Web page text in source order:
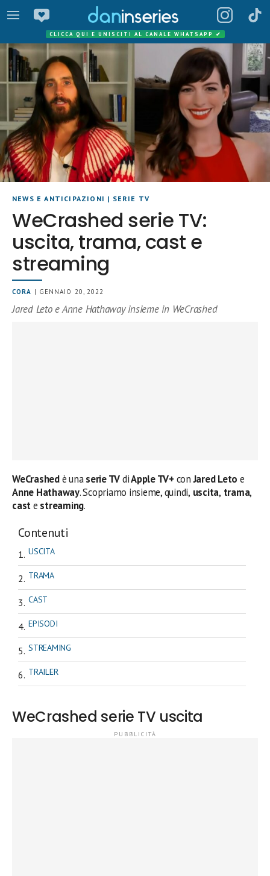
CLICCA QUI E UNISCITI AL CANALE WHATSAPP ✔
NEWS E ANTICIPAZIONI | SERIE TV
WeCrashed serie TV:
uscita, trama, cast e
streaming
CORA | GENNAIO 20, 2022
Jared Leto e Anne Hathaway insieme in WeCrashed
WeCrashedè unaserie TVdiApple TV+ conJared Leto e
Anne Hathaway. Scopriamo insieme, quindi, uscita, trama,
caste streaming.
Contenuti
USCITA
TRAMA
CAST
EPISODI
STREAMING
TRAILER
WeCrashed serie TV uscita